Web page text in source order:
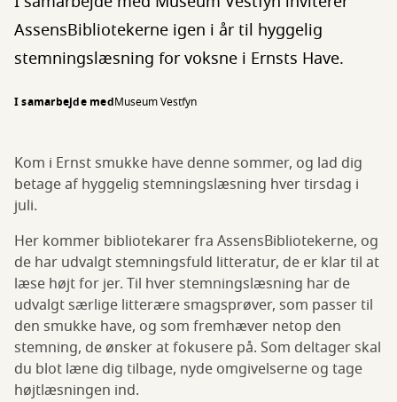
AssensBibliotekerne igen i år til hyggelig
stemningslæsning for voksne i Ernsts Have.
I samarbejde medMuseum Vestfyn
Kom i Ernst smukke have denne sommer, og lad dig
betage af hyggelig stemningslæsning hver tirsdag i
juli.
Her kommer bibliotekarer fra AssensBibliotekerne, og
de har udvalgt stemningsfuld litteratur, de er klar til at
læse højt for jer. Til hver stemningslæsning har de
udvalgt særlige litterære smagsprøver, som passer til
den smukke have, og som fremhæver netop den
stemning, de ønsker at fokusere på. Som deltager skal
du blot læne dig tilbage, nyde omgivelserne og tage
højtlæsningen ind.